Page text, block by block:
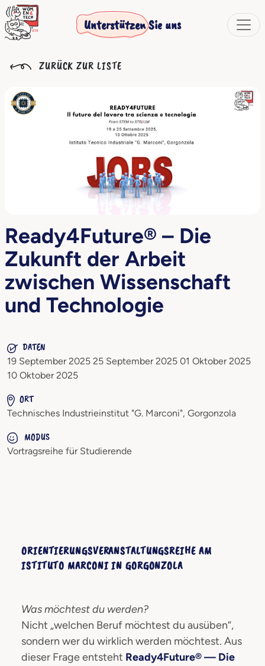
Unterstützen Sie uns
ZURÜCK ZUR LISTE
Ready4Future® – Die
Zukunft der Arbeit
zwischen Wissenschaft
und Technologie
DATEN
19 September 2025 25 September 2025 01 Oktober 2025
10 Oktober 2025
ORT
Technisches Industrieinstitut "G. Marconi", Gorgonzola
MODUS
Vortragsreihe für Studierende
ORIENTIERUNGSVERANSTALTUNGSREIHE AM
ISTITUTO MARCONI IN GORGONZOLA
Was möchtest du werden?
Nicht „welchen Beruf möchtest du ausüben“,
sondern wer du wirklich werden möchtest. Aus
dieser Frage entsteht Ready4Future® — Die